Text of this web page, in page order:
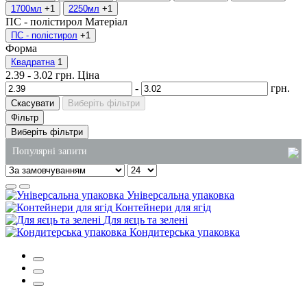
1700мл +1 2250мл +1
ПС - полістирол Матеріал
ПС - полістирол +1
Форма
Квадратна 1
2.39 - 3.02 грн. Ціна
-
грн.
Скасувати
Виберіть фільтри
Фільтр
Виберіть фільтри
Популярні запити
пакети оптом купити
купити пластикові коробки для тортів
рідке мило в 5 літрових
ланч-бокс для суші
ціни на паперові пакети
Універсальна упаковка
Контейнери для ягід
Для яєць та зелені
Кондитерська упаковка